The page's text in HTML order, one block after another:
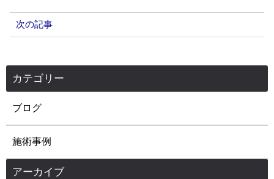
次の記事
カテゴリー
ブログ
施術事例
アーカイブ